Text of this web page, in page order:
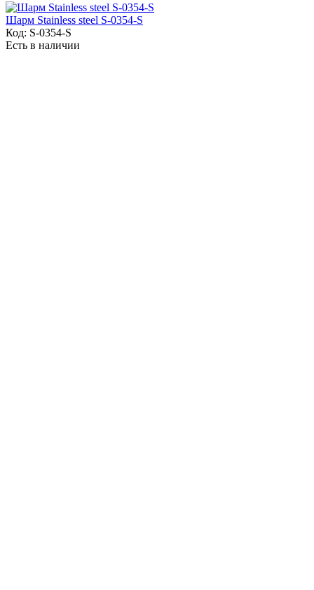
Шарм Stainless steel S-0354-S
Код: S-0354-S
Есть в наличии